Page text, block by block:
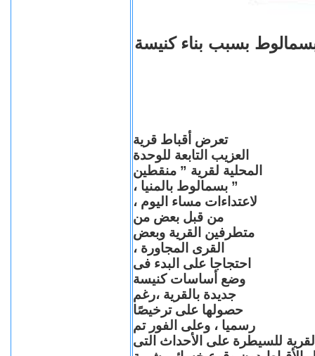
بسبب بناء كنيسة
تعرض أقباط قرية
العزيب التابعة للوحدة
المحلية لقرية ” منقطين
” بسمالوط بالمنيا ،
لاعتداءات مساء اليوم ،
من قبل بعض من
متطرفين القرية وبعض
القرى المجاورة ،
احتجاجا على البدء فى
وضع أساسات كنيسة
جديدة بالقرية ،رغم
حصولها على ترخيصًا
رسميا ، وعلى الفور تم
للسيطرة على الأحداث التى